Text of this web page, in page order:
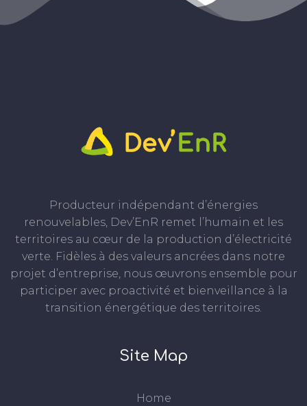
Producteur indépendant d’énergies
renouvelables, Dev’EnR remet l’humain et les
territoires au cœur de la production d’électricité
verte. Fidèles à des valeurs ancrées dans notre
projet d’entreprise, nous œuvrons ensemble pour
participer avec proactivité et bienveillance à la
transition énergétique des territoires.
Site Map
Home